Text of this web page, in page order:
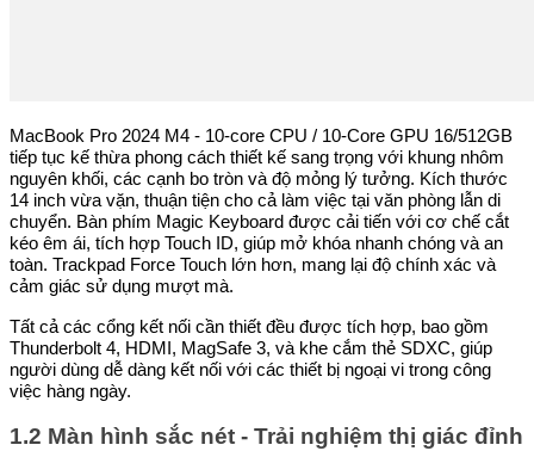
MacBook Pro 2024 M4 - 10-core CPU / 10-Core GPU 16/512GB
tiếp tục kế thừa phong cách thiết kế sang trọng với khung nhôm
nguyên khối, các cạnh bo tròn và độ mỏng lý tưởng. Kích thước
14 inch vừa vặn, thuận tiện cho cả làm việc tại văn phòng lẫn di
chuyển. Bàn phím Magic Keyboard được cải tiến với cơ chế cắt
kéo êm ái, tích hợp Touch ID, giúp mở khóa nhanh chóng và an
toàn. Trackpad Force Touch lớn hơn, mang lại độ chính xác và
cảm giác sử dụng mượt mà.
Tất cả các cổng kết nối cần thiết đều được tích hợp, bao gồm
Thunderbolt 4, HDMI, MagSafe 3, và khe cắm thẻ SDXC, giúp
người dùng dễ dàng kết nối với các thiết bị ngoại vi trong công
việc hàng ngày.
1.2 Màn hình sắc nét - Trải nghiệm thị giác đỉnh